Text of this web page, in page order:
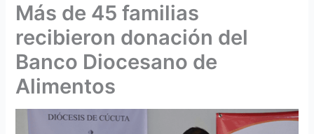
Más de 45 familias
recibieron donación del
Banco Diocesano de
Alimentos